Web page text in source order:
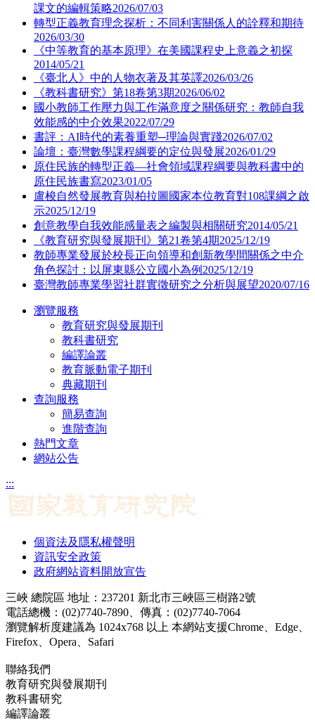
課文的編輯策略2026/07/03
轉型正義教育理念探析：不同利害關係人的詮釋和期待
2026/03/30
《中等教育的基本原理》在美國課程史上意義之初探
2014/05/21
《臺北人》中的人物衣著及其英譯2026/03/26
《教科書研究》第18卷第3期2026/06/02
國小教師工作壓力與工作滿意度之關係研究：教師自我
效能感的中介效果2022/07/29
書評：AI時代的素養重塑─理論與實踐2026/07/02
論壇：臺灣數學課程綱要的定位與發展2026/01/29
原住民族的轉型正義—社會領域課程綱要與教科書中的
原住民族書寫2023/01/05
盧梭自然發展教育與柏拉圖國家本位教育對108課綱之啟
示2025/12/19
創意教學自我效能感量表之編製與相關研究2014/05/21
《教育研究與發展期刊》第21卷第4期2025/12/19
教師專業發展於校長正向領導和創新教學間關係之中介
角色探討：以屏東縣公立國小為例 2025/12/19
臺灣教師專業學習社群實徵研究之分析與展望2020/07/16
瀏覽服務
教育研究與發展期刊
教科書研究
編譯論叢
教育脈動電子期刊
典藏期刊
查詢服務
簡易查詢
進階查詢
熱門文章
網站公告
:::
個資法及隱私權聲明
資訊安全政策
政府網站資料開放宣告
三峽 總院區 地址：237201 新北市三峽區三樹路2號
電話總機：(02)7740-7890、傳真：(02)7740-7064
瀏覽解析度建議為 1024x768 以上 本網站支援Chrome、Edge、
Firefox、Opera、Safari
聯絡我們
教育研究與發展期刊
教科書研究
編譯論叢